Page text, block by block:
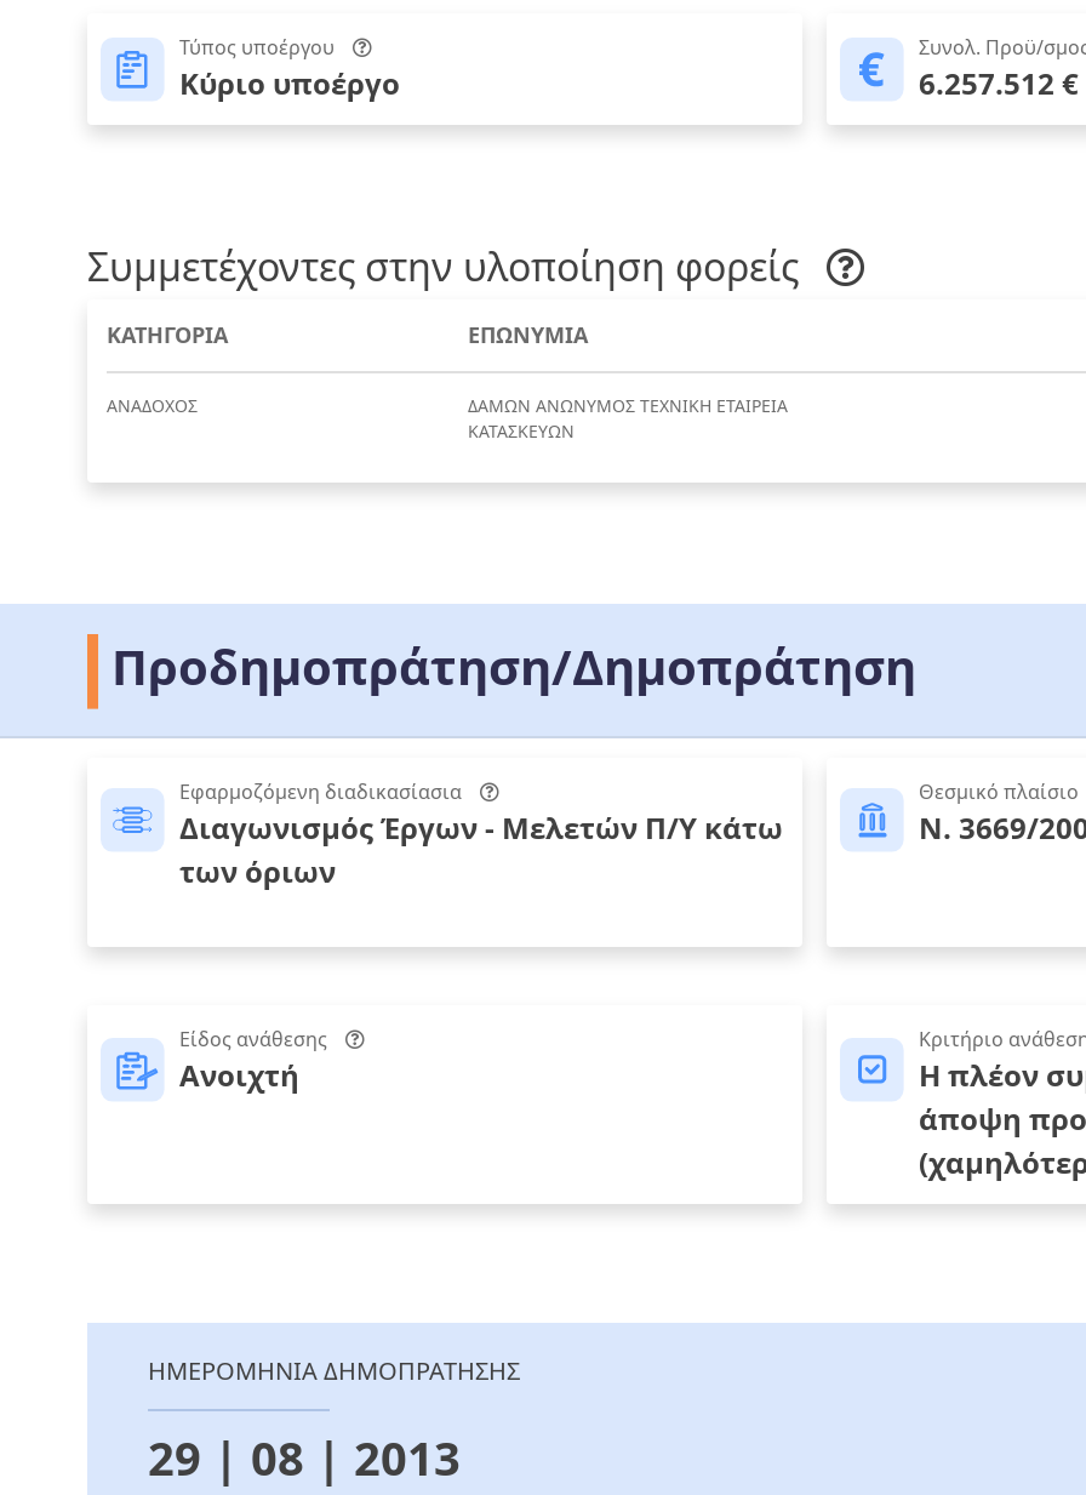
Τύπος υποέργου
Κύριο υποέργο
Συνολ. Προϋ/
6.257.512 €
Συμμετέχοντες στην υλοποίηση φορείς
ΚΑΤΗΓΟΡΙΑ ΕΠΩΝΥΜΙΑ
ΑΝΑΔΟΧΟΣ
ΔΑΜΩΝ ΑΝΩΝΥΜΟΣ ΤΕΧΝΙΚΗ ΕΤΑΙΡΕΙΑ
ΚΑΤΑΣΚΕΥΩΝ
Προδημοπράτηση/Δημοπράτηση
Εφαρμοζόμενη διαδικασίασια
Διαγωνισμός Έργων - Μελετών Π/Υ κάτω
των όριων
Θεσμικό πλαίσιο
Ν. 3669/
Είδος ανάθεσης
Ανοιχτή
Κριτήριο
Η πλέον
άποψη
ΗΜΕΡΟΜΗΝΙΑ ΔΗΜΟΠΡΑΤΗΣΗΣ
29 | 08 | 2013